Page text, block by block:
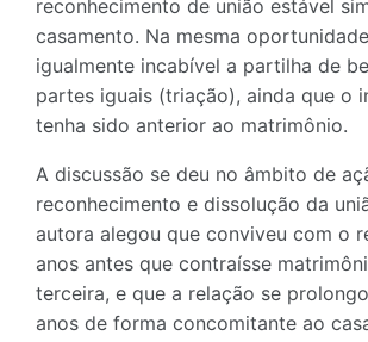
reconhecimento de união estável
casamento. Na mesma
igualmente incabível a partilha de
partes iguais (triação), ainda que o
tenha sido anterior ao matrimônio.
A discussão se deu no âmbito de
reconhecimento e dissolução da
autora alegou que conviveu com o
anos antes que contraísse
terceira, e que a relação se
anos de forma concomitante ao